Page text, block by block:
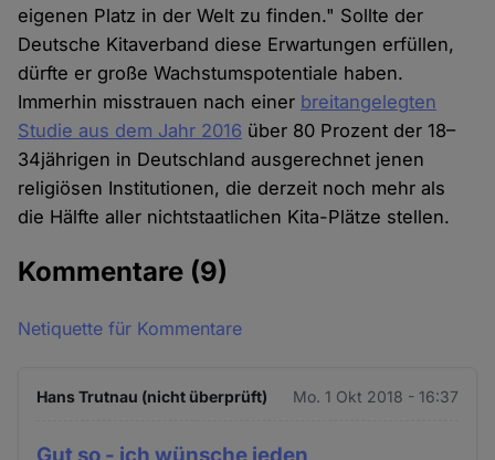
eigenen Platz in der Welt zu finden." Sollte der
Deutsche Kitaverband diese Erwartungen erfüllen,
dürfte er große Wachstumspotentiale haben.
Immerhin misstrauen nach einer breitangelegten
Studie aus dem Jahr 2016 über 80 Prozent der 18–
34jährigen in Deutschland ausgerechnet jenen
religiösen Institutionen, die derzeit noch mehr als
die Hälfte aller nichtstaatlichen Kita-Plätze stellen.
Kommentare (9)
Netiquette für Kommentare
Hans Trutnau (nicht überprüft) Mo. 1 Okt 2018 - 16:37